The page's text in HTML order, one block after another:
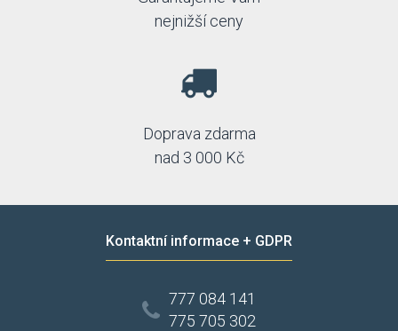
nejnižší ceny
Doprava zdarma
nad 3 000 Kč
Kontaktní informace + GDPR
777 084 141
775 705 302